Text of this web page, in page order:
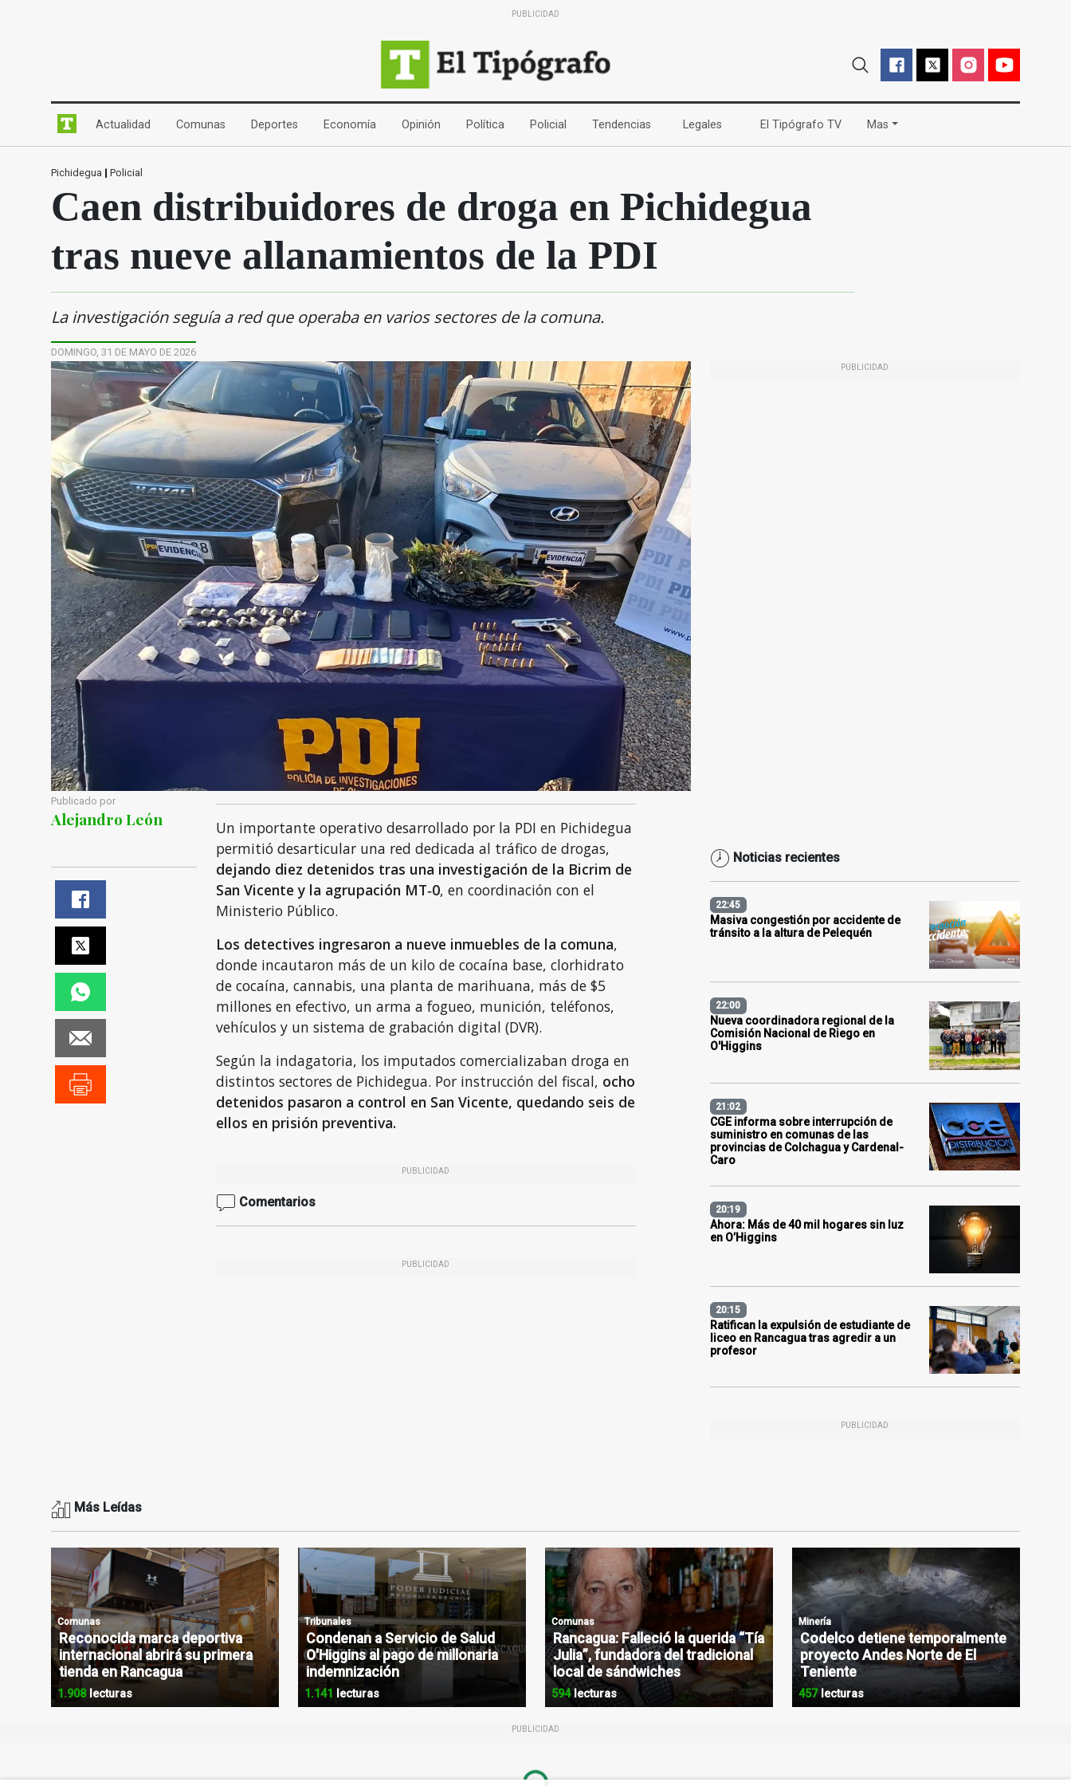
PUBLICIDAD
Actualidad (current)Comunas (current)Deportes (current)Economía (current)Opinión (current)Política (current)Policial (current)Tendencias (current)Legales (current)El Tipógrafo TV(current)
Mas
Pichidegua | Policial
Caen distribuidores de droga en Pichidegua
tras nueve allanamientos de la PDI
La investigación seguía a red que operaba en varios sectores de la comuna.
DOMINGO, 31 DE MAYO DE 2026
PUBLICIDAD
Publicado por
Alejandro León
Un importante operativo desarrollado por la PDI en Pichidegua
permitió desarticular una red dedicada al tráfico de drogas,
dejando diez detenidos tras una investigación de la Bicrim de
San Vicente y la agrupación MT‑0, en coordinación con el
Ministerio Público.
Los detectives ingresaron a nueve inmuebles de la comuna,
donde incautaron más de un kilo de cocaína base, clorhidrato
de cocaína, cannabis, una planta de marihuana, más de $5
millones en efectivo, un arma a fogueo, munición, teléfonos,
vehículos y un sistema de grabación digital (DVR).
Según la indagatoria, los imputados comercializaban droga en
distintos sectores de Pichidegua. Por instrucción del fiscal, ocho
detenidos pasaron a control en San Vicente, quedando seis de
ellos en prisión preventiva.
PUBLICIDAD
Comentarios
PUBLICIDAD
Noticias recientes
22:45
Masiva congestión por accidente de
tránsito a la altura de Pelequén
22:00
Nueva coordinadora regional de la
Comisión Nacional de Riego en
O'Higgins
21:02
CGE informa sobre interrupción de
suministro en comunas de las
provincias de Colchagua y Cardenal-
Caro
20:19
Ahora: Más de 40 mil hogares sin luz
en O’Higgins
20:15
Ratifican la expulsión de estudiante de
liceo en Rancagua tras agredir a un
profesor
PUBLICIDAD
Más Leídas
Comunas
Reconocida marca deportiva
internacional abrirá su primera
tienda en Rancagua
1.908lecturas
Tribunales
Condenan a Servicio de Salud
O'Higgins al pago de millonaria
indemnización
1.141 lecturas
Comunas
Rancagua: Falleció la querida “Tía
Julia”, fundadora del tradicional
local de sándwiches
594lecturas
Minería
Codelco detiene temporalmente
proyecto Andes Norte de El
Teniente
457lecturas
PUBLICIDAD